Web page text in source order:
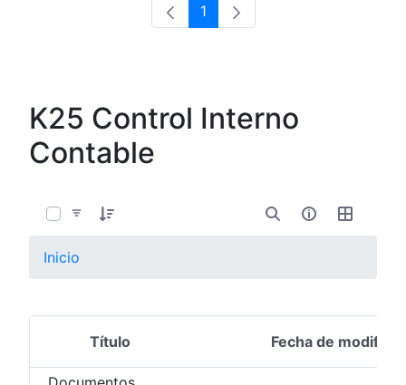
Página
1
K25 Control Interno
Contable
Inicio
Selección del elemento
Título Fecha de